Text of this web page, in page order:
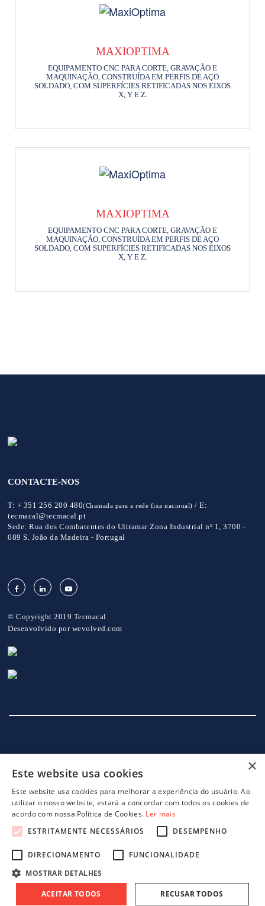
MAXIOPTIMA
EQUIPAMENTO CNC PARA CORTE, GRAVAÇÃO E
MAQUINAÇÃO, CONSTRUÍDA EM PERFIS DE AÇO
SOLDADO, COM SUPERFÍCIES RETIFICADAS NOS EIXOS
X, Y E Z.
MAXIOPTIMA
EQUIPAMENTO CNC PARA CORTE, GRAVAÇÃO E
MAQUINAÇÃO, CONSTRUÍDA EM PERFIS DE AÇO
SOLDADO, COM SUPERFÍCIES RETIFICADAS NOS EIXOS
X, Y E Z.
CONTACTE-NOS
T: + 351 256 200 480(Chamada para a rede fixa nacional) /E:
tecmacal@tecmacal.pt
Sede: Rua dos Combatentes do Ultramar Zona Industrial nº 1, 3700 -
089 S. João da Madeira - Portugal
© Copyright 2019 Tecmacal
Desenvolvido por wevolved.com
INÍCIO EMPRESA SERVIÇOS
projeto 46082 - GreenShoes 4.0 projeto 38470 - ADDITIVE.PIM
×
Este website usa cookies
Este website usa cookies para melhorar a experiência do usuário. Ao
utilizar o nosso website, estará a concordar com todos os cookies de
acordo com nossa Política de Cookies. Ler mais
ESTRITAMENTE NECESSÁRIOS
DESEMPENHO
DIRECIONAMENTO
FUNCIONALIDADE
MOSTRAR DETALHES
ACEITAR TODOS RECUSAR TODOS